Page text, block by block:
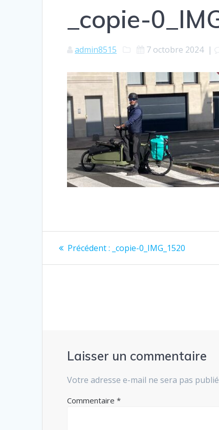
_copie-
admin8515 7 octobre 2024|
Navigation
de
Précédent : Article
_copie-0_IMG_1520
Laisser un commentaire
Votre adresse e-mail ne sera pas
Commentaire*